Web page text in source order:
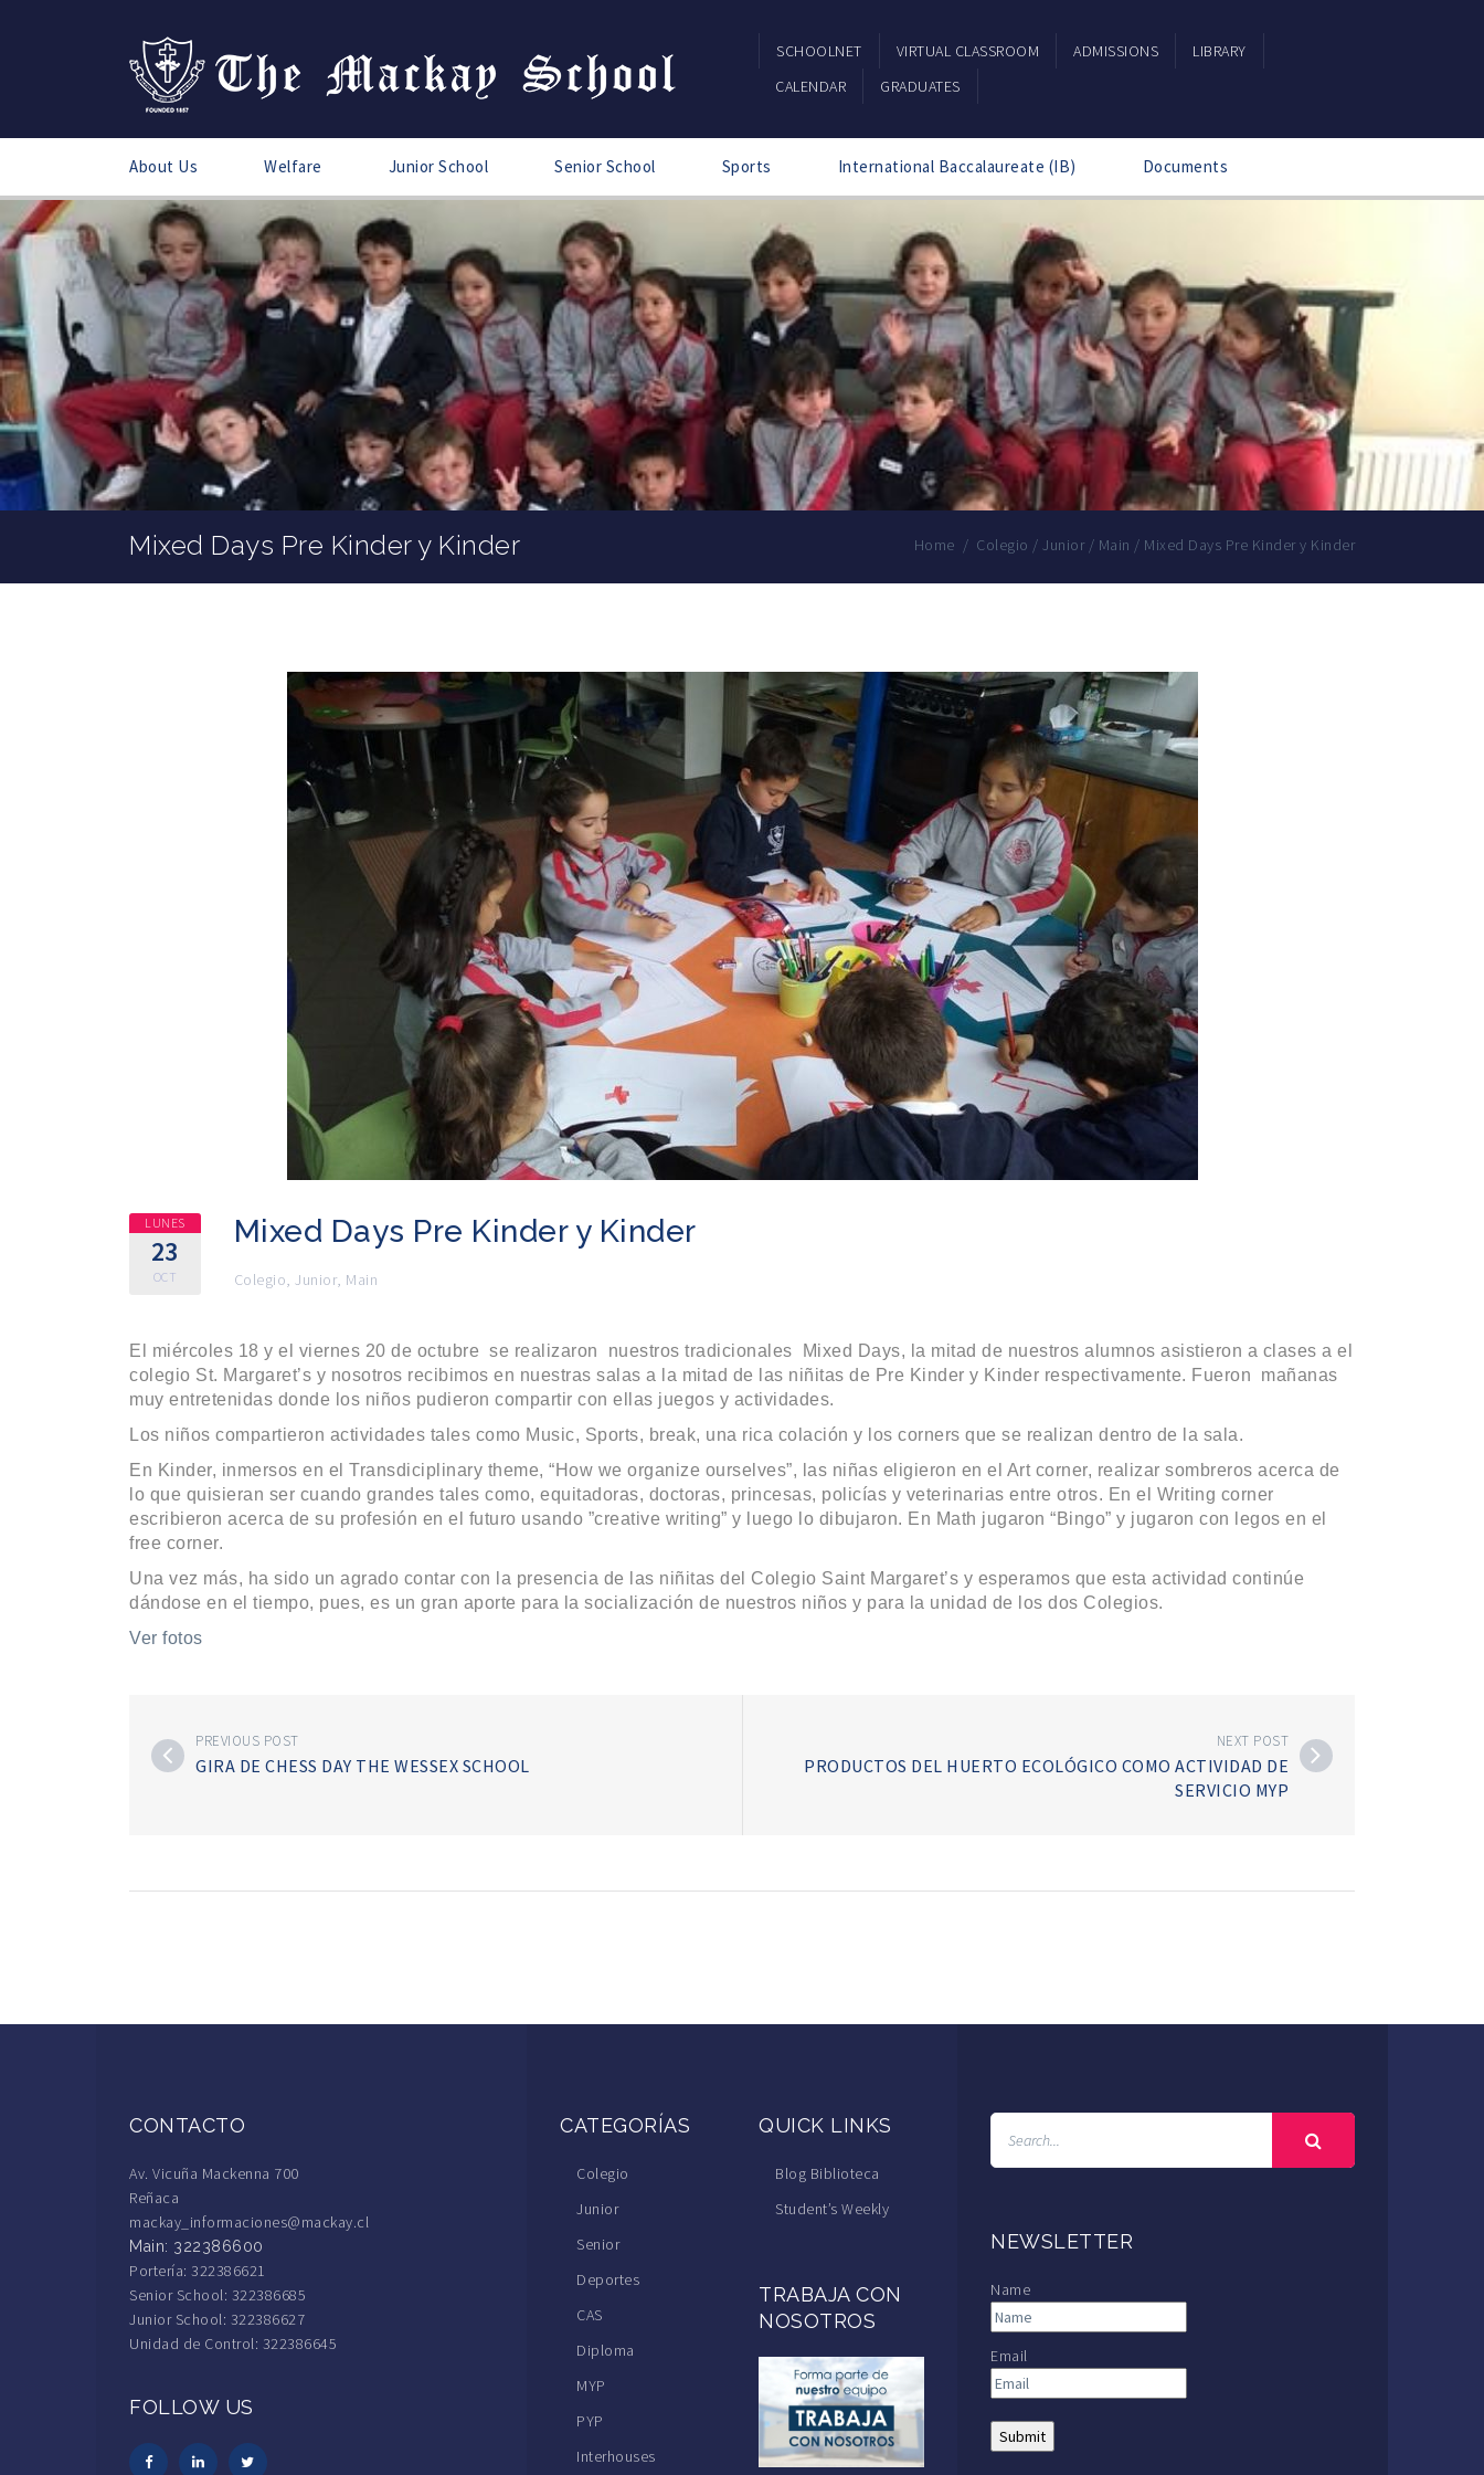
SCHOOLNET VIRTUAL CLASSROOM ADMISSIONS
LIBRARY
CALENDAR
GRADUATES
About Us Welfare Junior School Senior School Sports International Baccalaureate (IB) Documents
Mixed Days Pre Kinder y Kinder Home / Colegio / Junior / Main / Mixed Days Pre Kinder y Kinder
LUNES
23
OCT
Mixed Days Pre Kinder y Kinder
Colegio, Junior, Main
El miércoles 18 y el viernes 20 de octubre se realizaron nuestros tradicionales Mixed Days, la mitad de nuestros alumnos asistieron a clases a el
colegio St. Margaret’s y nosotros recibimos en nuestras salas a la mitad de las niñitas de Pre Kinder y Kinder respectivamente. Fueron mañanas
muy entretenidas donde los niños pudieron compartir con ellas juegos y actividades.
Los niños compartieron actividades tales como Music, Sports, break, una rica colación y los corners que se realizan dentro de la sala.
En Kinder, inmersos en el Transdiciplinary theme, “How we organize ourselves”, las niñas eligieron en el Art corner, realizar sombreros acerca de
lo que quisieran ser cuando grandes tales como, equitadoras, doctoras, princesas, policías y veterinarias entre otros. En el Writing corner
escribieron acerca de su profesión en el futuro usando ”creative writing” y luego lo dibujaron. En Math jugaron “Bingo” y jugaron con legos en el
free corner.
Una vez más, ha sido un agrado contar con la presencia de las niñitas del Colegio Saint Margaret’s y esperamos que esta actividad continúe
dándose en el tiempo, pues, es un gran aporte para la socialización de nuestros niños y para la unidad de los dos Colegios.
Ver fotos
PREVIOUS POST
GIRA DE CHESS DAY THE WESSEX SCHOOL
NEXT POST
PRODUCTOS DEL HUERTO ECOLÓGICO COMO ACTIVIDAD DE
SERVICIO MYP
CONTACTO
Av. Vicuña Mackenna 700
Reñaca
mackay_informaciones@mackay.cl
Main: 322386600
Portería: 322386621
Senior School: 322386685
Junior School: 322386627
Unidad de Control: 322386645
FOLLOW US
CATEGORÍAS
Colegio
Junior
Senior
Deportes
CAS
Diploma
MYP
PYP
Interhouses
QUICK LINKS
Blog Biblioteca
Student’s Weekly
TRABAJA CON
NOSOTROS
NEWSLETTER
Name
Email